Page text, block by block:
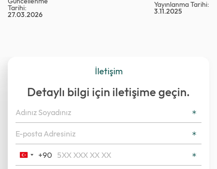
Tarihi:
27.03.2026
Yayınlanma Tarihi:
3.11.2025
İletişim
Detaylı bilgi için iletişime geçin.
Turkey
+90
+90